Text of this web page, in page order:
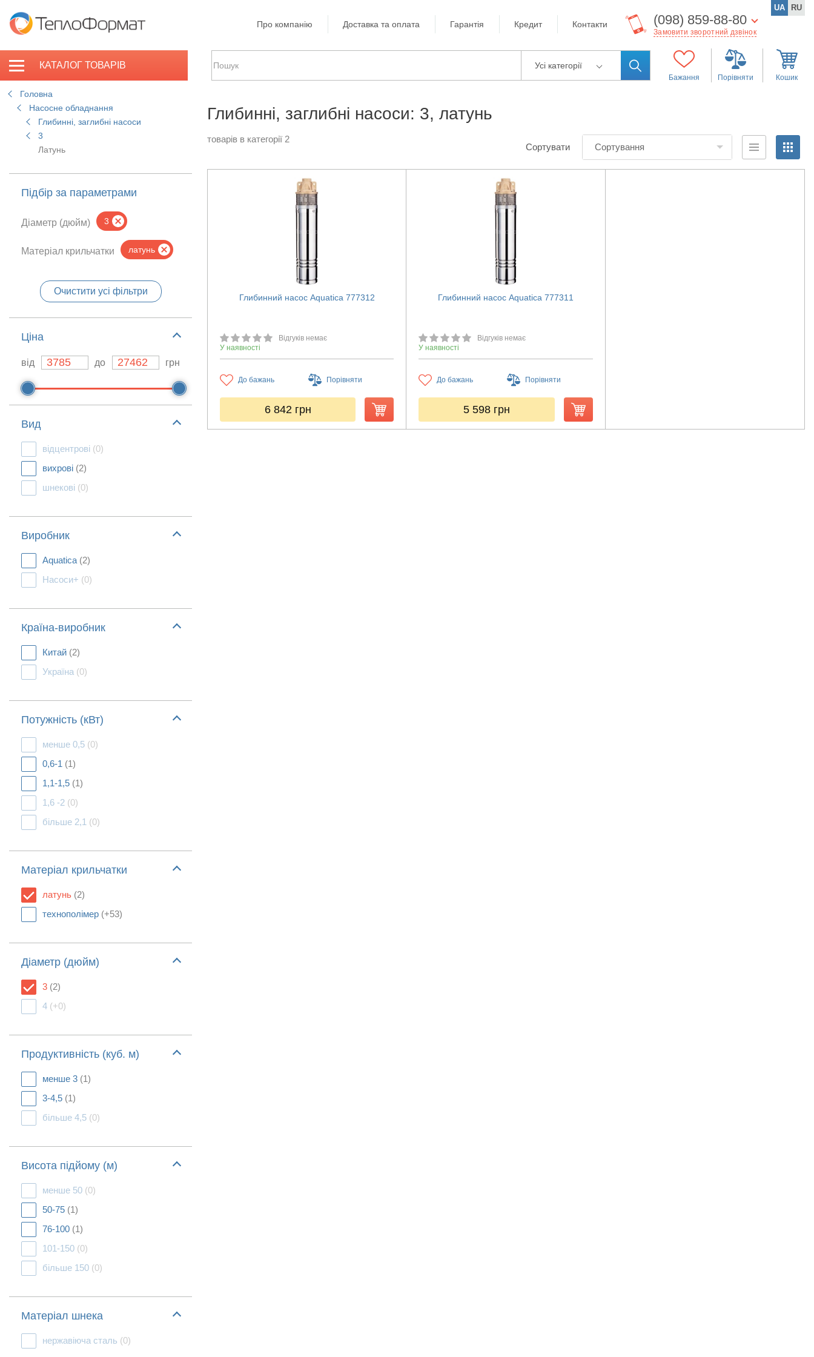
Про компанію Доставка та оплата Гарантія Кредит Контакти (098) 859-88-80
Замовити зворотний дзвінок
UA RU
КАТАЛОГ ТОВАРІВ Усі категорії
Бажання Порівняти Кошик
Головна
Насосне обладнання
Глибинні, заглибні насоси
3
Латунь
Підбір за параметрами
Діаметр (дюйм) 3
Матеріал крильчатки латунь
Очистити усі фільтри
Ціна
від до грн
Вид
відцентрові (0)
вихрові (2)
шнекові (0)
Виробник
Aquatica (2)
Насоси+ (0)
Країна-виробник
Китай (2)
Україна (0)
Потужність (кВт)
менше 0,5 (0)
0,6-1 (1)
1,1-1,5 (1)
1,6 -2 (0)
більше 2,1 (0)
Матеріал крильчатки
латунь (2)
технополімер (+53)
Діаметр (дюйм)
3 (2)
4 (+0)
Продуктивність (куб. м)
менше 3 (1)
3-4,5 (1)
більше 4,5 (0)
Висота підйому (м)
менше 50 (0)
50-75 (1)
76-100 (1)
101-150 (0)
більше 150 (0)
Матеріал шнека
нержавіюча сталь (0)
Глибинні, заглибні насоси: 3, латунь
товарів в категорії 2
Сортувати Сортування
Глибинний насос Aquatica 777312
Відгуків немає
У наявності
До бажань Порівняти
6 842 грн
Глибинний насос Aquatica 777311
Відгуків немає
У наявності
До бажань Порівняти
5 598 грн